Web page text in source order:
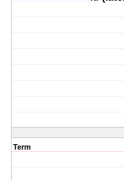
Term